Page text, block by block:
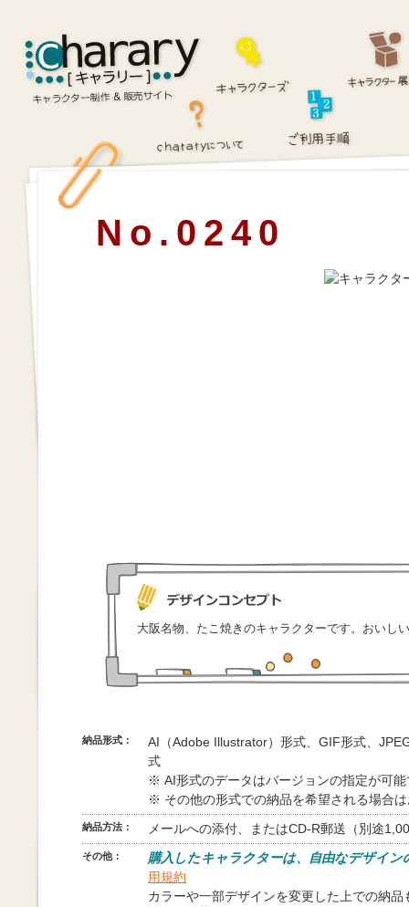
No.0240
大阪名物、たこ焼きのキャラクターです。おいし
納品形式：
AI（Adobe Illustrator）形式、GIF形式、
式
※ AI形式のデータはバージョンの指定が可能
※ その他の形式での納品を希望される場合
納品方法： メールへの添付、またはCD-R郵送（別途
その他：
購入したキャラクターは、自由なデザイン
用規約
カラーや一部デザインを変更した上での納